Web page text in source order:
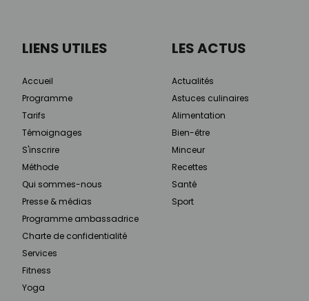
LIENS UTILES
Accueil
Programme
Tarifs
Témoignages
S'inscrire
Méthode
Qui sommes-nous
Presse & médias
Programme ambassadrice
Charte de confidentialité
Services
Fitness
Yoga
LES ACTUS
Actualités
Astuces culinaires
Alimentation
Bien-être
Minceur
Recettes
Santé
Sport